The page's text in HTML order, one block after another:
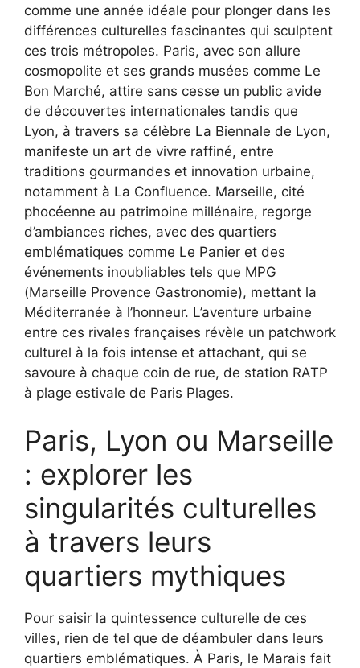
comme une année idéale pour plonger dans les
différences culturelles fascinantes qui sculptent
ces trois métropoles. Paris, avec son allure
cosmopolite et ses grands musées comme Le
Bon Marché, attire sans cesse un public avide
de découvertes internationales tandis que
Lyon, à travers sa célèbre La Biennale de Lyon,
manifeste un art de vivre raffiné, entre
traditions gourmandes et innovation urbaine,
notamment à La Confluence. Marseille, cité
phocéenne au patrimoine millénaire, regorge
d’ambiances riches, avec des quartiers
emblématiques comme Le Panier et des
événements inoubliables tels que MPG
(Marseille Provence Gastronomie), mettant la
Méditerranée à l’honneur. L’aventure urbaine
entre ces rivales françaises révèle un patchwork
culturel à la fois intense et attachant, qui se
savoure à chaque coin de rue, de station RATP
à plage estivale de Paris Plages.
Paris, Lyon ou Marseille
: explorer les
singularités culturelles
à travers leurs
quartiers mythiques
Pour saisir la quintessence culturelle de ces
villes, rien de tel que de déambuler dans leurs
quartiers emblématiques. À Paris, le Marais fait